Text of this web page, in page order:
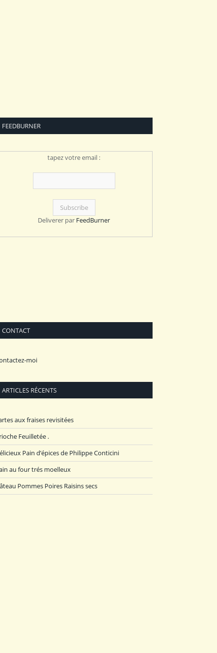
FEEDBURNER
tapez votre email :
Deliverer par FeedBurner
CONTACT
moi
ARTICLES RÉCENTS
aux fraises revisitées
Feuilletée .
Pain d’épices de Philippe Conticini
au four trés moelleux
Pommes Poires Raisins secs